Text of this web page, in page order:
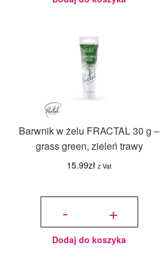
Barwnik w żelu FRACTAL 30 g –
grass green, zieleń trawy
15.99zł z Vat
-
ilość
FRACTAL
30 g -
green,
zieleń
+
Dodaj do koszyka